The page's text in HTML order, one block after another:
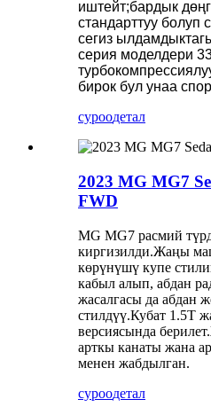
иштейт;бардык
стандарттуу болуп
сегиз
серия моделдери
бирок бул унаа
суроодетал
2023 MG MG7
FWD
MG MG7 расмий
киргизилди.Жаңы
көрүнүшү купе
кабыл алып, абдан
жасалгасы да абдан
стилдүү.Кубат 1.5T
версиясында
арткы канаты жана
менен жабдылган.
суроодетал